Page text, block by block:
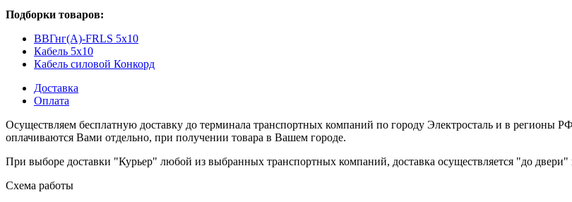
Подборки товаров:
ВВГнг(А)-FRLS 5x10
Кабель 5x10
Кабель силовой Конкорд
Доставка
Оплата
Осуществляем бесплатную доставку до терминала транспортных компаний по городу Электросталь и в
оплачиваются Вами отдельно, при получении товара в Вашем городе.
При выборе доставки "Курьер" любой из выбранных транспортных компаний, доставка осуществляется "до двери"
Схема работы